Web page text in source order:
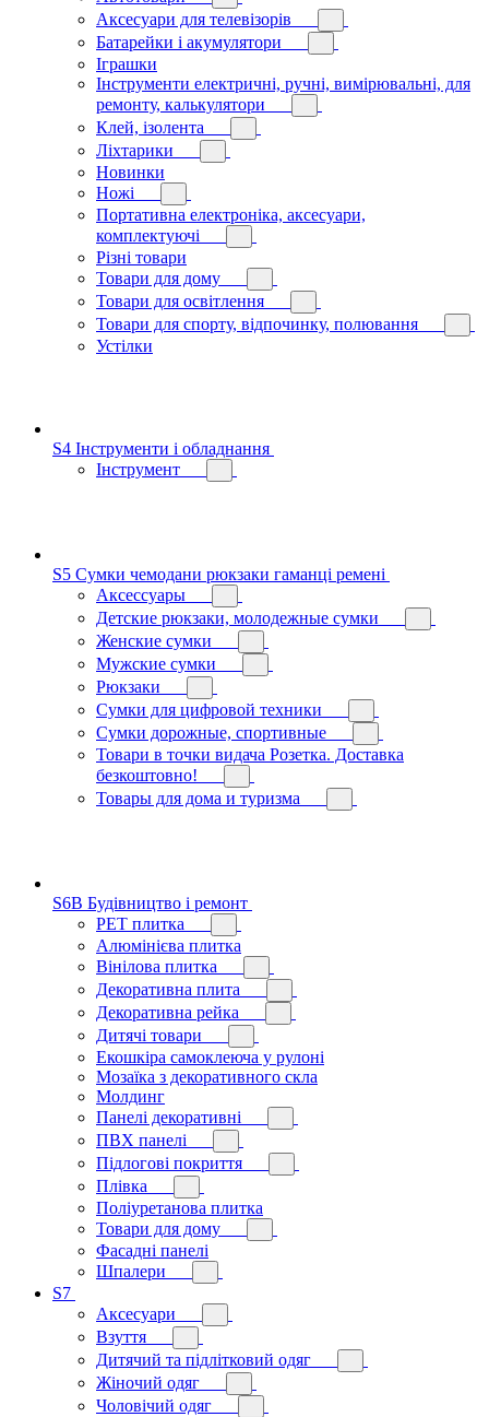
Аксесуари для телевізорів
Батарейки і акумулятори
Іграшки
Інструменти електричні, ручні, вимірювальні, для
ремонту, калькулятори
Клей, ізолента
Ліхтарики
Новинки
Ножі
Портативна електроніка, аксесуари,
комплектуючі
Різні товари
Товари для дому
Товари для освітлення
Товари для спорту, відпочинку, полювання
Устілки
S4 Інструменти і обладнання
Інструмент
S5 Сумки чемодани рюкзаки гаманці ремені
Аксессуары
Детские рюкзаки, молодежные сумки
Женские сумки
Мужские сумки
Рюкзаки
Сумки для цифровой техники
Сумки дорожные, спортивные
Товари в точки видача Розетка. Доставка
безкоштовно!
Товары для дома и туризма
S6B Будівництво і ремонт
PЕT плитка
Алюмінієва плитка
Вінілова плитка
Декоративна плита
Декоративна рейка
Дитячі товари
Екошкіра самоклеюча у рулоні
Мозаїка з декоративного скла
Молдинг
Панелі декоративні
ПВХ панелі
Підлогові покриття
Плівка
Поліуретанова плитка
Товари для дому
Фасадні панелі
Шпалери
S7
Аксесуари
Взуття
Дитячий та підлітковий одяг
Жіночий одяг
Чоловічий одяг